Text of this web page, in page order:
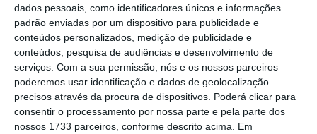
dados pessoais, como identificadores únicos e informações
padrão enviadas por um dispositivo para publicidade e
conteúdos personalizados, medição de publicidade e
conteúdos, pesquisa de audiências e desenvolvimento de
serviços. Com a sua permissão, nós e os nossos parceiros
poderemos usar identificação e dados de geolocalização
precisos através da procura de dispositivos. Poderá clicar para
consentir o processamento por nossa parte e pela parte dos
nossos 1733 parceiros, conforme descrito acima. Em
comitiva de banqueiros liderada por Faria de
Oliveira, presidente da Associação Portuguesa
de Bancos (APB).
A reunião acontece nas vésperas de ficar
fechada a venda do Novo Banco. Na sexta-